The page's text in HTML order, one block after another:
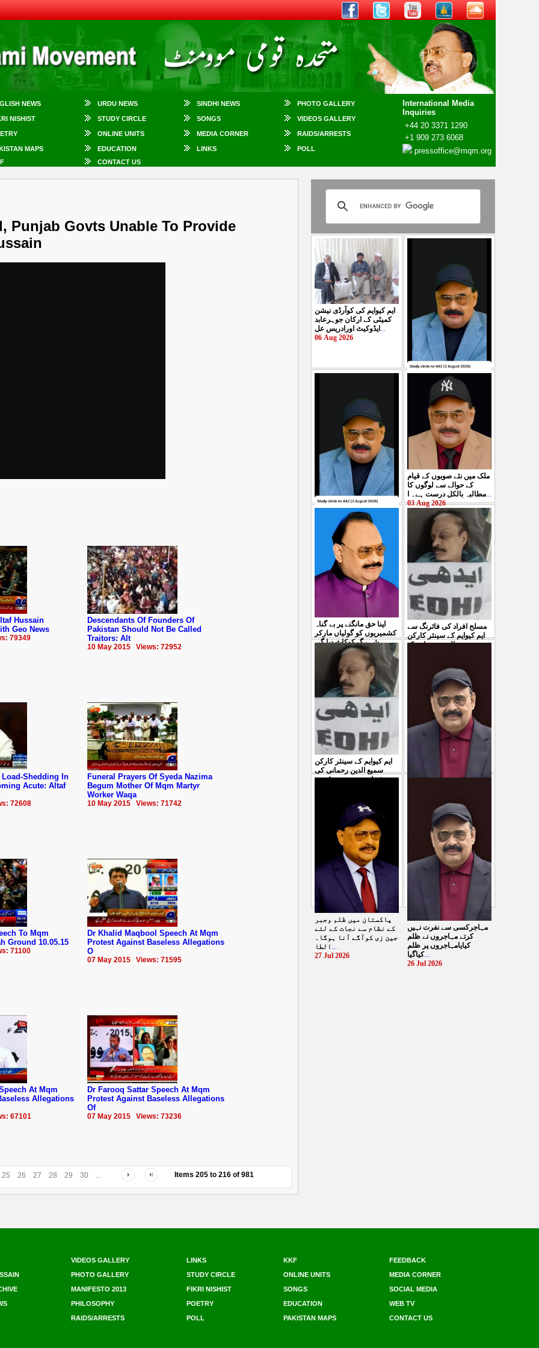
NEWS URDU NEWS SINDHI NEWS PHOTO GALLERY
International Media
Inquiries
+44 20 3371 1290
+1 909 273 6068
pressoffice@mqm.org
NISHIST STUDY CIRCLE SONGS VIDEOS GALLERY
ONLINE UNITS MEDIA CORNER RAIDS/ARRESTS
MAPS EDUCATION LINKS
POLL
CONTACT US
Punjab Govts Unable To Provide
Hussain
Geo News
79349
Descendants Of Founders Of
Pakistan Should Not Be Called
Traitors: Alt
10 May 2015 Views: 72952
Shedding In
Acute: Altaf
72608
Funeral Prayers Of Syeda Nazima
Begum Mother Of Mqm Martyr
Worker Waqa
10 May 2015 Views: 71742
To ‪‎Mqm‬
Ground 10.05.15
71100
Dr Khalid Maqbool Speech At Mqm
Protest Against Baseless Allegations
O
07 May 2015 Views: 71595
At Mqm
Allegations
67101
Dr Farooq Sattar Speech At Mqm
Protest Against Baseless Allegations
Of
07 May 2015 Views: 73236
25 26 27 28 29 30 ... Items 205 to 216 of 981
ایم کیوایم کی کوآرڈی نیشن
کمیٹی کے ارکان جوہرعابد
ایڈوکیٹ اورادریس عل...
06 Aug 2026
حکومت پاکستان کی جانب
سے آزادکشمیرالیکشن کی
صحیح رپورٹنگ کرنے والے
05 Aug 2026
کشمیرکا کونہ کونہ لہو
لہو ہے لیکن حکومت کواس
کی کوئی پرواہ نہیں ہے
04 Aug 2026
ملک میں نئے صوبوں کے قیام
کے حوالے سے لوگوں کا
مطالبہ بالکل درست ہے۔ ا...
03 Aug 2026
اپنا حق مانگنے پر بے گناہ
کشمیریوں کو گولیاں مارکر
شہ رگ کوکاٹ دیا گی...
31 Jul 2026
مسلح افراد کی فائرنگ سے
ایم کیوایم کے سینئر کارکن
سمیع الدین رحمانی ک...
ایم کیوایم کے سینئر کارکن
سمیع الدین رحمانی کی
شہادت پر متحدہ قومی
سے ہولی کھیلنابند کی جائے،
الطاف حسین...
29 Jul 2026
پاکستان میں ظلم وجبر
کے نظام سے نجات کے لئے
جین زی کوآگے آنا ہوگا۔
الطا ...
27 Jul 2026
مہاجرکسی سے نفرت نہیں
کرتے مہاجروں نے ظلم
کیایامہاجروں پر ظلم
کیاگیا...
26 Jul 2026
VIDEOS GALLERY LINKS KKF
FEEDBACK
PHOTO GALLERY STUDY CIRCLE ONLINE UNITS
MEDIA CORNER
MANIFESTO 2013 FIKRI NISHIST SONGS
SOCIAL MEDIA
PHILOSOPHY POETRY EDUCATION
WEB TV
RAIDS/ARRESTS POLL PAKISTAN MAPS CONTACT US